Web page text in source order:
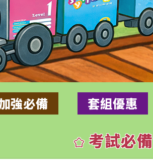
強必備 套組優惠
kid_star 考試必備